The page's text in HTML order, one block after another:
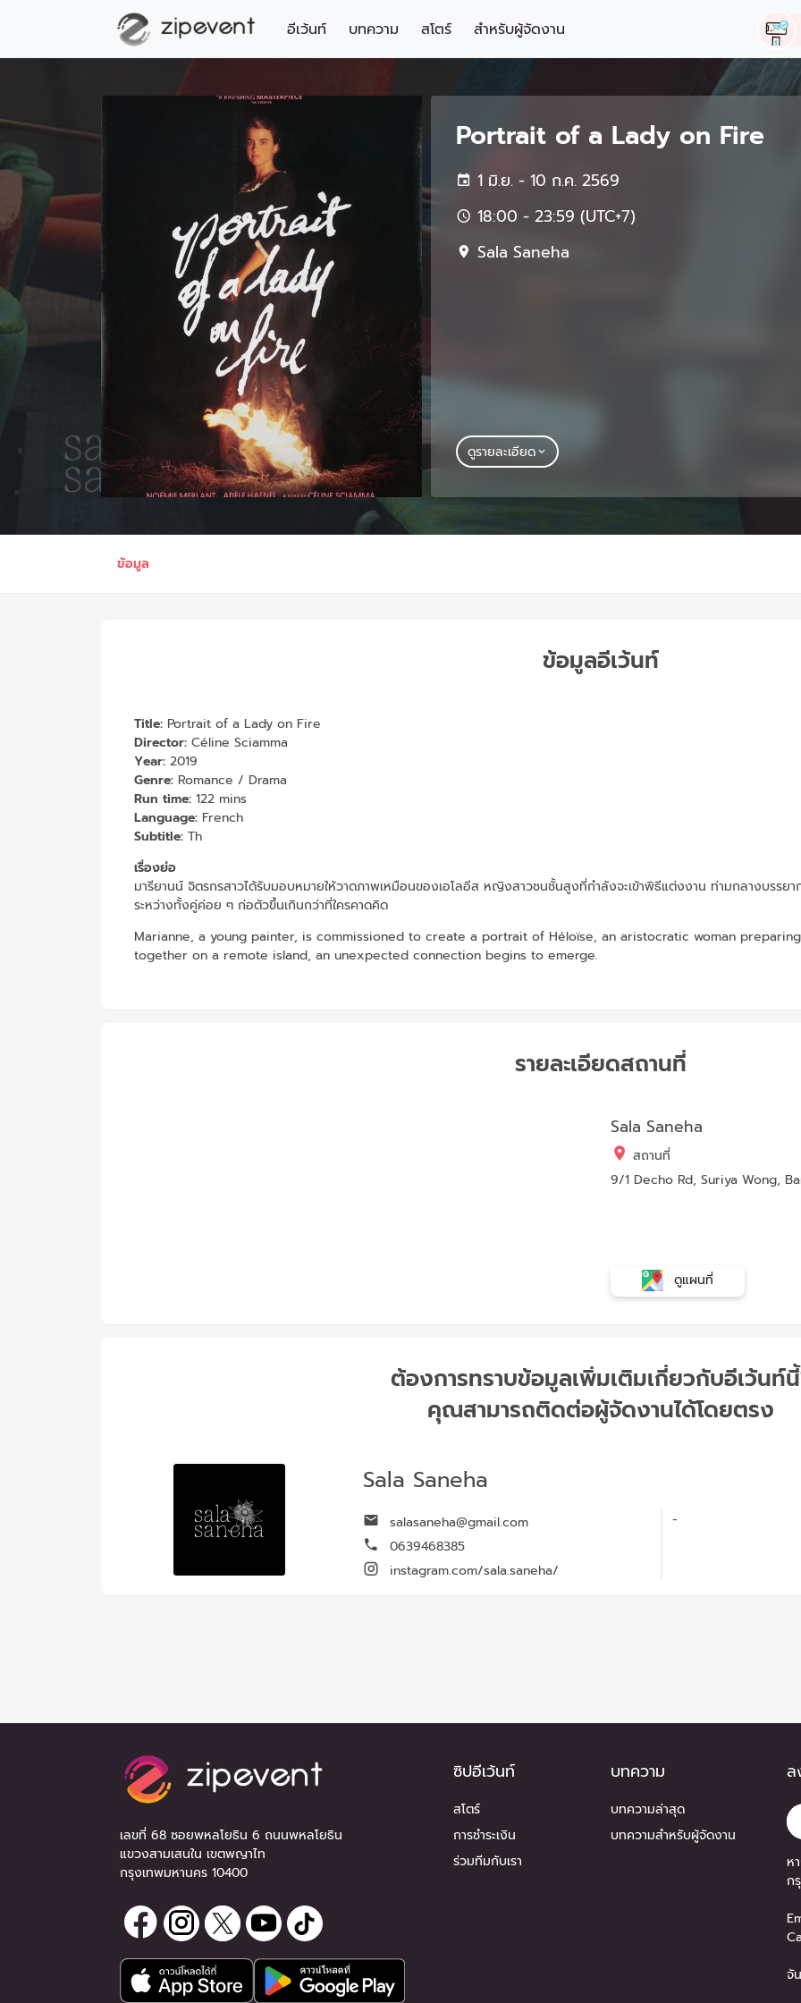
อีเว้นท์ บทความ สโตร์ สำหรับผู้จัดงาน
Portrait of a Lady on Fire
1 มิ.ย. - 10 ก.ค. 2569
18:00 - 23:59 (UTC+7)
Sala Saneha
ดูรายละเอียด
ข้อมูล
ข้อมูลอีเว้นท์
Title:Portrait of a Lady on Fire
Director:Céline Sciamma
Year:2019
Genre:Romance / Drama
Run time:122 mins
Language:French
Subtitle:Th
เรื่องย่อ
มารียานน์ จิตรกรสาวได้รับมอบหมายให้วาดภาพเหมือนของเอโลอีส หญิงสาวชนชั้นสูงที่กำลังจะเข้าพิธีแต่งงาน ท่ามกลางบรรย
ระหว่างทั้งคู่ค่อย ๆ ก่อตัวขึ้นเกินกว่าที่ใครคาดคิด
Marianne, a young painter, is commissioned to create a portrait of Héloïse, an aristocratic woman
together on a remote island, an unexpected connection begins to emerge.
รายละเอียดสถานที่
Sala Saneha
สถานที่
9/1 Decho Rd, Suriya Wong,
ดูแผนที่
ต้องการทราบข้อมูลเพิ่มเติมเกี่ยวกับอีเว้นท์
คุณสามารถติดต่อผู้จัดงานได้โดยตรง
Sala Saneha
salasaneha@gmail.com
0639468385
instagram.com/sala.saneha/
-
เลขที่ 68 ซอยพหลโยธิน 6 ถนนพหลโยธิน
แขวงสามเสนใน เขตพญาไท
กรุงเทพมหานคร 10400
ซิปอีเว้นท์
สโตร์
การชำระเงิน
ร่วมทีมกับเรา
บทความ
บทความล่าสุด
บทความสำหรับผู้จัดงาน
ล
ห
ก
จั